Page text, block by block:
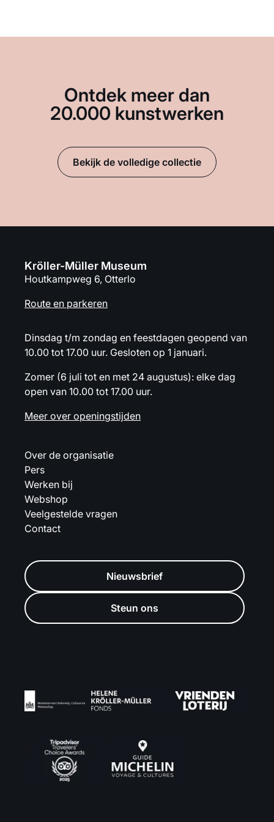
Ontdek meer dan
20.000 kunstwerken
Bekijk de volledige collectie
Kröller-Müller Museum
Houtkampweg 6, Otterlo
Route en parkeren
Dinsdag t/m zondag en feestdagen geopend van
10.00 tot 17.00 uur. Gesloten op 1 januari.
Zomer (6 juli tot en met 24 augustus): elke dag
open van 10.00 tot 17.00 uur.
Meer over openingstijden
Over de organisatie
Pers
Werken bij
Webshop
Veelgestelde vragen
Contact
Nieuwsbrief
Steun ons